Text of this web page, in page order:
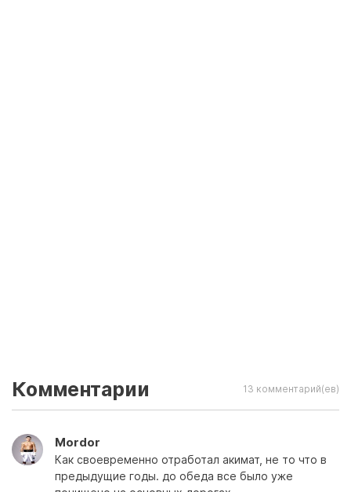
Комментарии 13 комментарий(ев)
Mordor
Как своевременно отработал акимат, не то что в
предыдущие годы. до обеда все было уже